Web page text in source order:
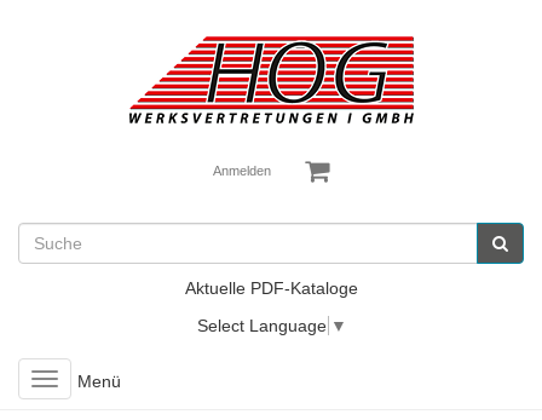
Anmelden
Aktuelle PDF-Kataloge
Select Language ▼
Toggle
navigation
Menü